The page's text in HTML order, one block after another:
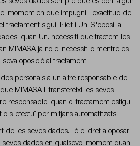
seves dades sempre que es doni algun
moment en que impugni l'exactitud de
tractament sigui il·lícit i Un. S'oposi la
quan Un. necessiti que tractem les
MIMASA ja no el necessiti o mentre es
oposició al tractament.
personals a un altre responsable del
MIMASA li transfereixi les seves
responsable, quan el tractament estigui
o s'efectuï per mitjans automatitzats.
de les seves dades. Té el dret a oposar-
seves dades en qualsevol moment quan